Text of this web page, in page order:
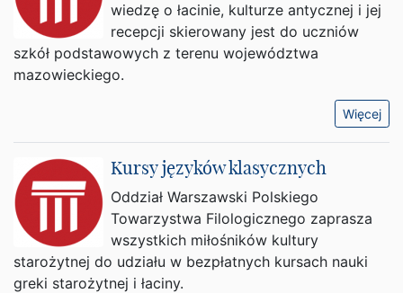
wiedzę o łacinie, kulturze antycznej i jej
recepcji skierowany jest do uczniów
szkół podstawowych z terenu województwa
mazowieckiego.
Więcej
Kursy języków klasycznych
Oddział Warszawski Polskiego
Towarzystwa Filologicznego zaprasza
wszystkich miłośników kultury
starożytnej do udziału w bezpłatnych kursach nauki
greki starożytnej i łaciny.